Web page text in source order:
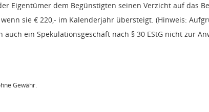
Eigentümer dem Begünstigten seinen Verzicht auf das
sie € 220,- im Kalenderjahr übersteigt. (Hinweis:
ein Spekulationsgeschäft nach § 30 EStG nicht zur
Gewähr.